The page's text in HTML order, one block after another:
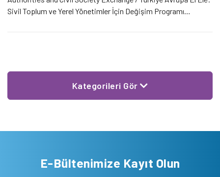
Sivil Toplum ve Yerel Yönetimler İçin Değişim Programı
Kategorileri Gör
E-Bültenimize Kayıt Olun